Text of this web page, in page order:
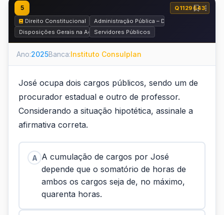
5
Q1129643
Direito Constitucional
Administração Pública – Disposições Gerais
Disposições Gerais na Administração Pública
Servidores Públicos
Ano:2025Banca:Instituto Consulplan
José ocupa dois cargos públicos, sendo um de
procurador estadual e outro de professor.
Considerando a situação hipotética, assinale a
afirmativa correta.
A A cumulação de cargos por José
depende que o somatório de horas de
ambos os cargos seja de, no máximo,
quarenta horas.